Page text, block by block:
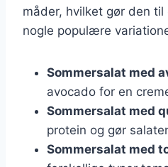
måder, hvilket gør den
nogle populære
Sommersalat med
avocado for en
Sommersalat med
protein og gør
Sommersalat med